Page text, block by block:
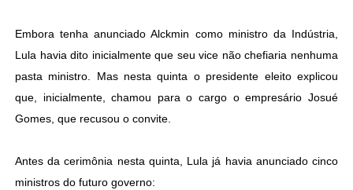
Embora tenha anunciado Alckmin como ministro da Indústria,
Lula havia dito inicialmente que seu vice não chefiaria nenhuma
pasta ministro. Mas nesta quinta o presidente eleito explicou
que, inicialmente, chamou para o cargo o empresário Josué
Gomes, que recusou o convite.
Antes da cerimônia nesta quinta, Lula já havia anunciado cinco
ministros do futuro governo: